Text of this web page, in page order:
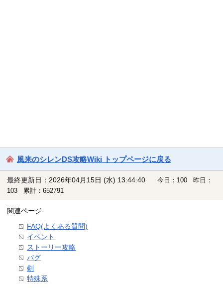
風来のシレンDS攻略Wiki トップページに戻る
最終更新日：2026年04月15日 (水) 13:44:40
今日：100 昨日：
103 累計：652791
関連ページ
FAQ(よくある質問)
イベント
ストーリー攻略
バグ
剣
特殊系